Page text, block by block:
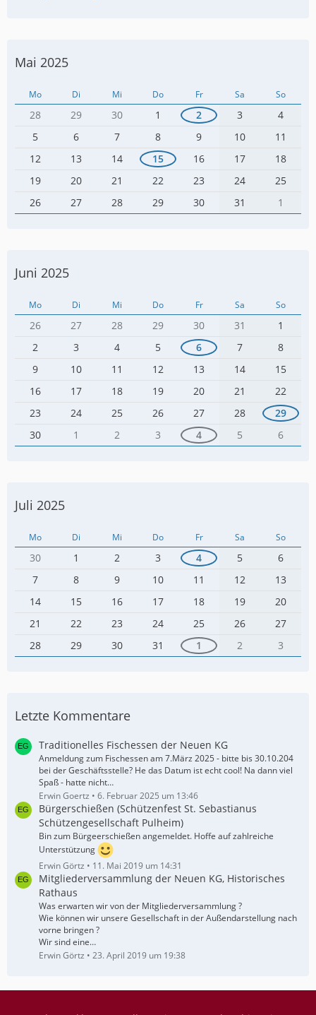
Mai 2025
Mo Di Mi Do Fr Sa So
28 29 30 1 2 3
4
5
6 7 8 9 10
11
12
13 14 15 16 17
18
19
20 21 22 23 24
25
26
27 28 29 30 31 1
Juni 2025
Mo Di Mi Do Fr Sa So
26 27 28 29 30 31
1
2
3 4 5 6 7
8
9
10 11 12 13 14
15
16
17 18 19 20 21
22
23
24 25 26 27 28
29
30
1 2 3 4 5 6
Juli 2025
Mo Di Mi Do Fr Sa So
30 1 2 3 4 5
6
7
8 9 10 11 12
13
14
15 16 17 18 19
20
21
22 23 24 25 26
27
28
29 30 31 1 2 3
Letzte Kommentare
Traditionelles Fischessen der Neuen KG
Anmeldung zum Fischessen am 7.März 2025 - bitte bis 30.10.204
bei der Geschäftsstelle? He das Datum ist echt cool! Na dann viel
Spaß - hatte nicht…
Erwin Goertz
6. Februar 2025 um 13:46
Bürgerschießen (Schützenfest St. Sebastianus
Schützengesellschaft Pulheim)
Bin zum Bürgeerschießen angemeldet. Hoffe auf zahlreiche
Unterstützung
Erwin Görtz
11. Mai 2019 um 14:31
Mitgliederversammlung der Neuen KG, Historisches
Rathaus
Was erwarten wir von der Mitgliederversammlung ?
Wie können wir unsere Gesellschaft in der Außendarstellung nach
vorne bringen ?
Wir sind eine…
Erwin Görtz
23. April 2019 um 19:38